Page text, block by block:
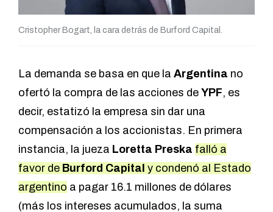
Cristopher Bogart, la cara detrás de Burford Capital.
La demanda se basa en que la Argentina no
ofertó la compra de las acciones de YPF, es
decir, estatizó la empresa sin dar una
compensación a los accionistas. En primera
instancia, la jueza Loretta Preska falló a
favor de Burford Capital y condenó al Estado
argentino a pagar 16.1 millones de dólares
(más los intereses acumulados, la suma